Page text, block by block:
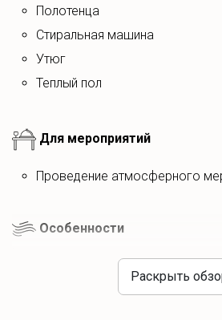
полотенца
Стиральная машина
Утюг
Теплый пол
Для мероприятий
Проведение атмосферного
Особенности
С питомцем можно за доплату
Соблюдение полной тишины с
Раскрыть